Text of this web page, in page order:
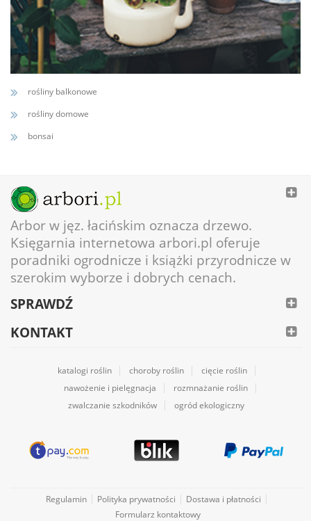
rośliny balkonowe
rośliny domowe
bonsai
Arbor w jęz. łacińskim oznacza drzewo.
Księgarnia internetowa arbori.pl oferuje
poradniki ogrodnicze i książki przyrodnicze w
szerokim wyborze i dobrych cenach.
SPRAWDŹ
KONTAKT
katalogi roślin choroby roślin
cięcie roślin
nawożenie i pielęgnacja
rozmnażanie roślin
zwalczanie szkodników
ogród ekologiczny
Regulamin Polityka prywatności
Dostawa i płatności
Formularz kontaktowy